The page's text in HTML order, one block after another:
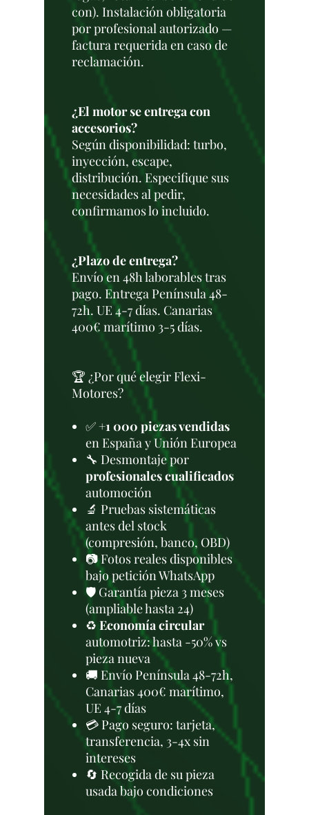
con). Instalación obligatoria
por profesional autorizado —
factura requerida en caso de
reclamación.
¿El motor se entrega con
accesorios?
Según disponibilidad: turbo,
inyección, escape,
distribución. Especifique sus
necesidades al pedir,
confirmamos lo incluido.
¿Plazo de entrega?
Envío en 48h laborables tras
pago. Entrega Península 48-
72h. UE 4-7 días. Canarias
400€ marítimo 3-5 días.
🏆 ¿Por qué elegir Flexi-
Motores?
✅+1 000 piezas vendidas
en España y Unión Europea
🔧 Desmontaje por
profesionales cualificados
automoción
🔬 Pruebas sistemáticas
antes del stock
(compresión, banco, OBD)
📷 Fotos reales disponibles
bajo petición WhatsApp
🛡️ Garantía pieza 3 meses
(ampliable hasta 24)
♻️ Economía circular
automotriz: hasta -50% vs
pieza nueva
🚚 Envío Península 48-72h,
Canarias 400€ marítimo,
UE 4-7 días
💳 Pago seguro: tarjeta,
transferencia, 3-4x sin
intereses
🔄 Recogida de su pieza
usada bajo condiciones